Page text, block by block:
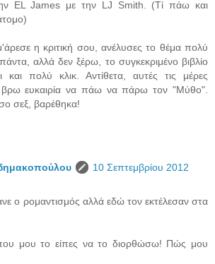
EL James με την LJ Smith. (Τί πάω και
η κριτική σου, ανέλυσες το θέμα πολύ
αλλά δεν ξέρω, το συγκεκριμένο βιβλίο
και πολύ κλικ. Αντίθετα, αυτές τις μέρες
βρω ευκαιρία να πάω να πάρω τον "Μύθο".
σεξ, βαρέθηκα!
10 Σεπτεμβρίου 2012
ο ρομαντισμός αλλά εδώ τον εκτέλεσαν στα
μου το είπες να το διορθώσω! Πώς μου